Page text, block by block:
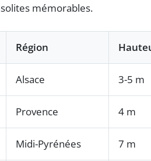
mémorables.
Région
Alsace 3-5 m
Provence 4 m
Midi-Pyrénées 7 m